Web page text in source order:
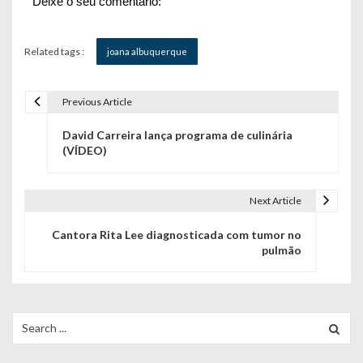
Related tags : joana albuquerque
ã
o
Previous Article
David Carreira lança programa de culinária
(VÍDEO)
Next Article
Cantora Rita Lee diagnosticada com tumor no
pulmão
for: